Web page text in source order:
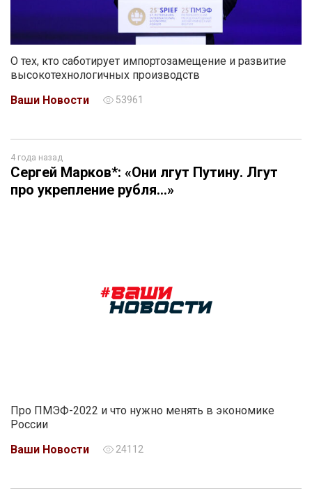
О тех, кто саботирует импортозамещение и развитие
высокотехнологичных производств
Ваши Новости
53961
4 года назад
Сергей Марков*: «Они лгут Путину. Лгут
про укрепление рубля…»
Про ПМЭФ-2022 и что нужно менять в экономике
России
Ваши Новости
24112